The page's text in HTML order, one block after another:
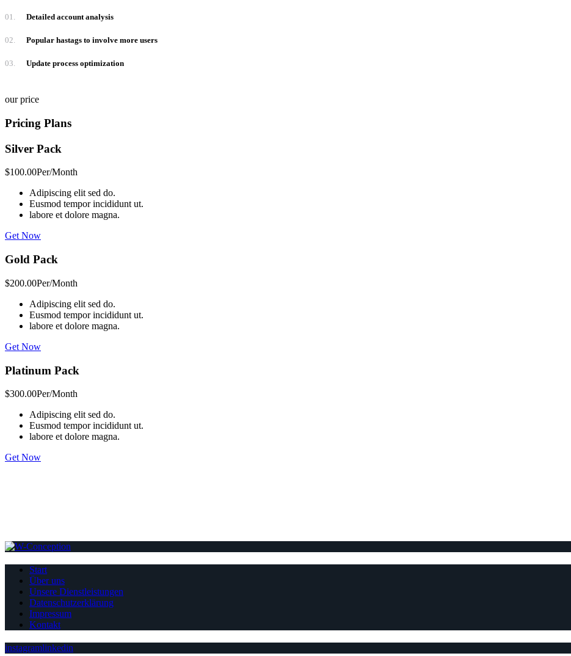
01. Detailed account analysis
02. Popular hastags to involve more users
03. Update process optimization
our price
Pricing Plans
Silver Pack
$100.00Per/Month
Adipiscing elit sed do.
Eusmod tempor incididunt ut.
labore et dolore magna.
Get Now
Gold Pack
$200.00Per/Month
Adipiscing elit sed do.
Eusmod tempor incididunt ut.
labore et dolore magna.
Get Now
Platinum Pack
$300.00Per/Month
Adipiscing elit sed do.
Eusmod tempor incididunt ut.
labore et dolore magna.
Get Now
Start
Über uns
Unsere Dienstleistungen
Datenschutzerklärung
Impressum
Kontakt
instagramlinkedin